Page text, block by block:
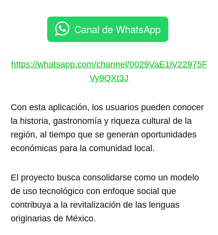
Canal de WhatsApp
https://whatsapp.com/channel/0029VaE1iV22975F
Vy9QXt3J
Con esta aplicación, los usuarios pueden conocer
la historia, gastronomía y riqueza cultural de la
región, al tiempo que se generan oportunidades
económicas para la comunidad local.
El proyecto busca consolidarse como un modelo
de uso tecnológico con enfoque social que
contribuya a la revitalización de las lenguas
originarias de México.